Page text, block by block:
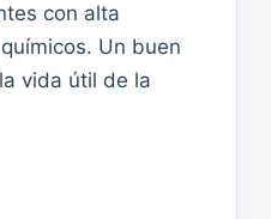
con alta
Un buen
vida útil de la